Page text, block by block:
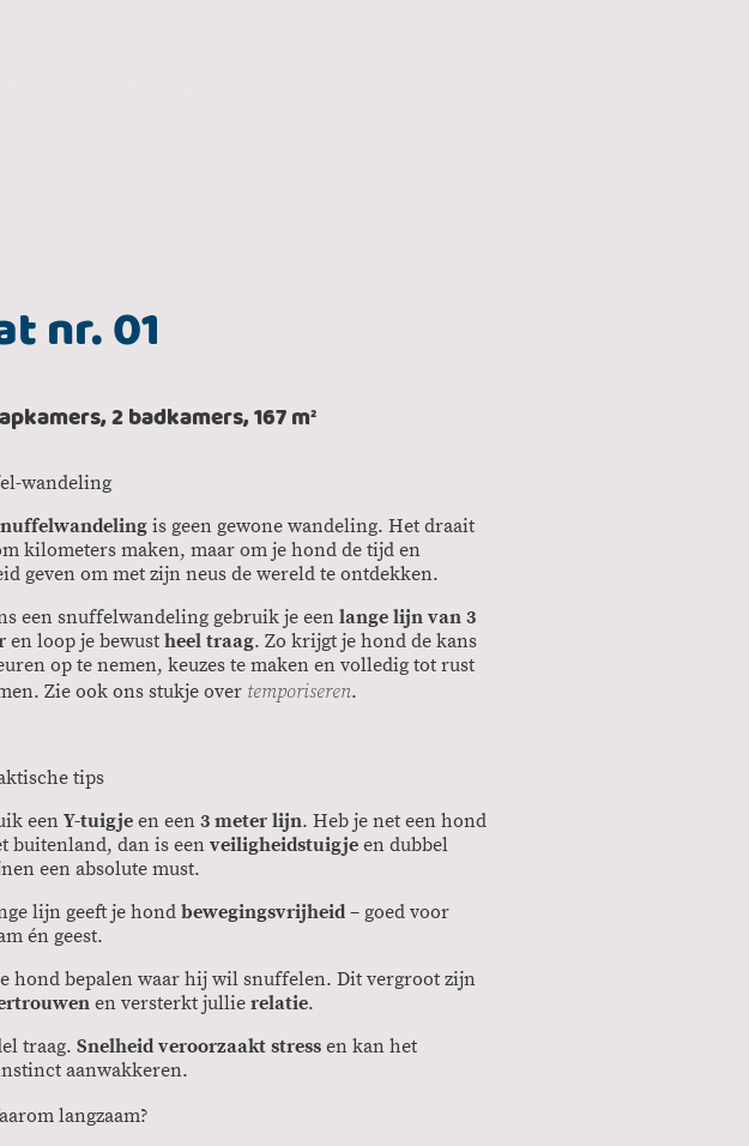
nr. 01
2 badkamers, 167 m²
wandeling
is geen gewone wandeling. Het draait
kilometers maken, maar om je hond de tijd en
geven om met zijn neus de wereld te ontdekken.
een snuffelwandeling gebruik je een lange lijn van 3
en loop je bewust heel traag. Zo krijgt je hond de kans
op te nemen, keuzes te maken en volledig tot rust
Zie ook ons stukje over temporiseren.
tips
eenY-tuigje en een 3 meter lijn. Heb je net een hond
buitenland, dan is eenveiligheidstuigje en dubbel
een absolute must.
lijn geeft je hond bewegingsvrijheid – goed voor
én geest.
hond bepalen waar hij wil snuffelen. Dit vergroot zijn
en versterkt jullie relatie.
traag. Snelheid veroorzaakt stress en kan het
aanwakkeren.
langzaam?